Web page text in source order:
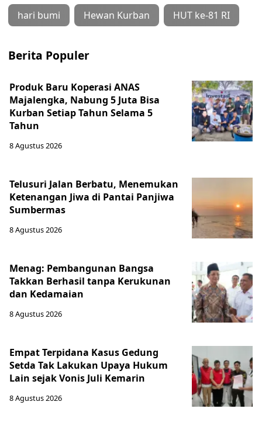
hari bumi Hewan Kurban HUT ke-81 RI
Berita Populer
Produk Baru Koperasi ANAS
Majalengka, Nabung 5 Juta Bisa
Kurban Setiap Tahun Selama 5
Tahun
8 Agustus 2026
Telusuri Jalan Berbatu, Menemukan
Ketenangan Jiwa di Pantai Panjiwa
Sumbermas
8 Agustus 2026
Menag: Pembangunan Bangsa
Takkan Berhasil tanpa Kerukunan
dan Kedamaian
8 Agustus 2026
Empat Terpidana Kasus Gedung
Setda Tak Lakukan Upaya Hukum
Lain sejak Vonis Juli Kemarin
8 Agustus 2026